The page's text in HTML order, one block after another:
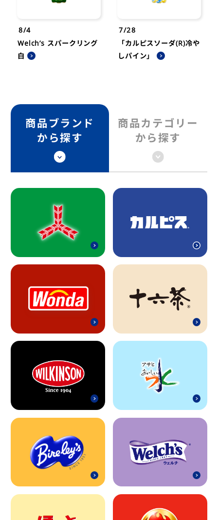
8/4
Welch’s スパークリング
白
7/28
「カルピスソーダ(R)冷や
しパイン」
商品ブランド
から探す
商品カテゴリー
から探す